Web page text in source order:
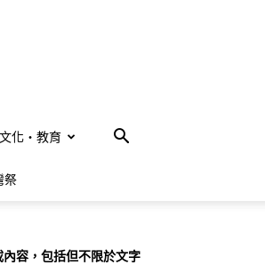
文化・教育
祭
內容，包括但不限於文字